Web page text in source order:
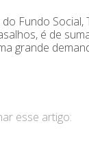
Fundo
é de
grande
esse artigo: